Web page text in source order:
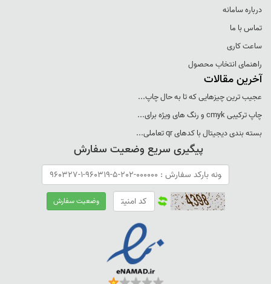
درباره سامانه
تماس با ما
ساعت کاری
راهنمای انتخاب محصول
آخرین مقالات
عجيب ترين چيزهايی که تا به حال چاپ...
چاپ ترکيبی cmyk و رنگ های ويژه برای...
بسته بندی ديجيتال با کدهای qr تعاملی...
پیگیری سریع وضعیت سفارش